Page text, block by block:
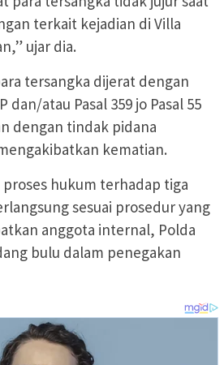
terkait kejadian di Villa
ujar dia.
tersangka dijerat dengan
dan/atau Pasal 359 jo Pasal 55
dengan tindak pidana
kematian.
proses hukum terhadap tiga
sesuai prosedur yang
anggota internal, Polda
bulu dalam penegakan